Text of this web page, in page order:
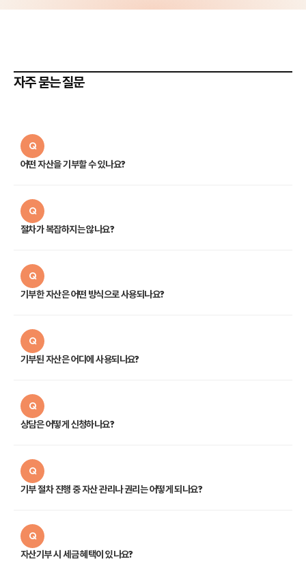
자주 묻는 질문
Q
어떤 자산을 기부할 수 있나요?
Q
절차가 복잡하지는 않나요?
Q
기부한 자산은 어떤 방식으로 사용되나요?
Q
기부된 자산은 어디에 사용되나요?
Q
상담은 어떻게 신청하나요?
Q
기부 절차 진행 중 자산 관리나 권리는 어떻게 되나요?
Q
자산기부 시 세금 혜택이 있나요?